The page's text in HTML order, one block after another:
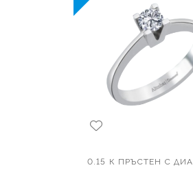
0.15 К ПРЪСТЕН С